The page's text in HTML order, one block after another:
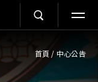
首頁 / 中心公告